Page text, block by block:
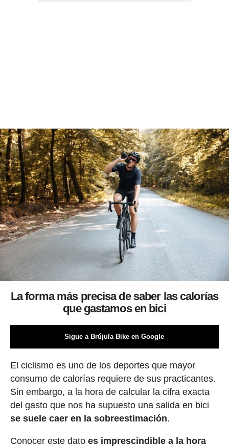
La forma más precisa de saber las calorías
que gastamos en bici
Sigue a Brújula Bike en Google
El ciclismo es uno de los deportes que mayor
consumo de calorías requiere de sus practicantes.
Sin embargo, a la hora de calcular la cifra exacta
del gasto que nos ha supuesto una salida en bici
se suele caer en la sobreestimación.
Conocer este dato es imprescindible a la hora